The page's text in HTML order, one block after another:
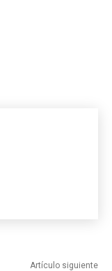
Artículo siguiente